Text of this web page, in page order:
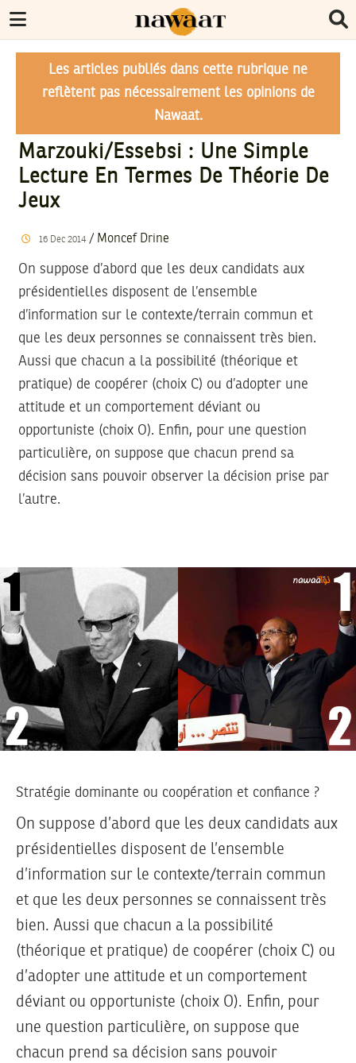
Les articles publiés dans cette rubrique ne
reflètent pas nécessairement les opinions de
Nawaat.
Marzouki/Essebsi : Une Simple
Lecture En Termes De Théorie De
Jeux
16 Dec 2014/ Moncef Drine
On suppose d’abord que les deux candidats aux
présidentielles disposent de l’ensemble
d’information sur le contexte/terrain commun et
que les deux personnes se connaissent très bien.
Aussi que chacun a la possibilité (théorique et
pratique) de coopérer (choix C) ou d’adopter une
attitude et un comportement déviant ou
opportuniste (choix O). Enfin, pour une question
particulière, on suppose que chacun prend sa
décision sans pouvoir observer la décision prise par
l’autre.
Stratégie dominante ou coopération et confiance ?
On suppose d’abord que les deux candidats aux
présidentielles disposent de l’ensemble
d’information sur le contexte/terrain commun
et que les deux personnes se connaissent très
bien. Aussi que chacun a la possibilité
(théorique et pratique) de coopérer (choix C) ou
d’adopter une attitude et un comportement
déviant ou opportuniste (choix O). Enfin, pour
une question particulière, on suppose que
chacun prend sa décision sans pouvoir